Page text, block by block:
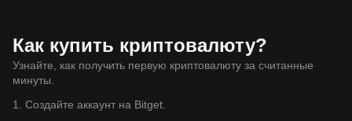
Как купить криптовалюту?
Узнайте, как получить первую криптовалюту за считанные
минуты.
1. Создайте аккаунт на Bitget.